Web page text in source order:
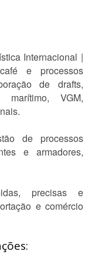
Internacional |
e processos
de drafts,
marítimo, VGM,
de processos
e armadores,
precisas e
e comércio